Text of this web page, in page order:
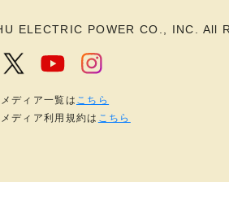
ELECTRIC POWER CO., INC. All
ディア一覧は こちら
ディア利用規約は こちら